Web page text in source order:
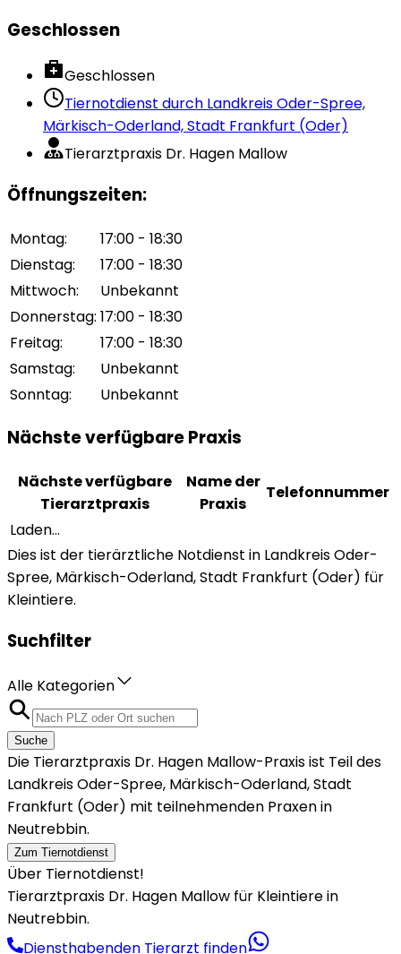
Geschlossen
Geschlossen
Tiernotdienst durch Landkreis Oder-Spree,
Märkisch-Oderland, Stadt Frankfurt (Oder)
Tierarztpraxis Dr. Hagen Mallow
Öffnungszeiten:
Montag:
17:00 - 18:30
Dienstag:
17:00 - 18:30
Mittwoch:
Unbekannt
Donnerstag: 17:00 - 18:30
Freitag:
17:00 - 18:30
Samstag:
Unbekannt
Sonntag: Unbekannt
Nächste verfügbare Praxis
Nächste verfügbare
Tierarztpraxis
Name der
Praxis
Telefonnummer
Laden...
Dies ist der tierärztliche Notdienst in Landkreis Oder-
Spree, Märkisch-Oderland, Stadt Frankfurt (Oder) für
Kleintiere.
Suchfilter
Alle Kategorien
Suche
Die Tierarztpraxis Dr. Hagen Mallow-Praxis ist Teil des
Landkreis Oder-Spree, Märkisch-Oderland, Stadt
Frankfurt (Oder) mit teilnehmenden Praxen in
Neutrebbin.
Zum Tiernotdienst
Über Tiernotdienst!
Tierarztpraxis Dr. Hagen Mallow für Kleintiere in
Neutrebbin.
Diensthabenden Tierarzt finden